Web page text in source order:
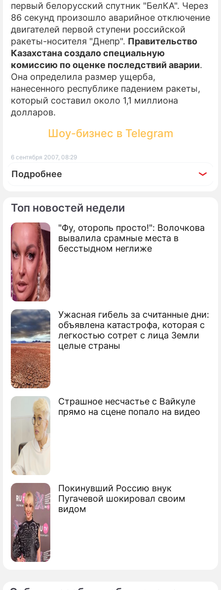
Топ новостей недели
"Фу, оторопь просто!": Волочкова
вывалила срамные места в
бесстыдном неглиже
Ужасная гибель за считанные дни:
объявлена катастрофа, которая с
легкостью сотрет с лица Земли
целые страны
Страшное несчастье с Вайкуле
прямо на сцене попало на видео
Покинувший Россию внук
Пугачевой шокировал своим
видом
первый белорусский спутник "БелКА". Через
86 секунд произошло аварийное отключение
двигателей первой ступени российской
ракеты-носителя "Днепр". Правительство
Казахстана создало специальную
комиссию по оценке последствий аварии.
Она определила размер ущерба,
нанесенного республике падением ракеты,
который составил около 1,1 миллиона
долларов.
Шоу-бизнес в Telegram
6 сентября 2007, 08:29
Подробнее
По теме
"Протон-М" вывел на орбиту спутник
На Байконуре экстренно сел самолет
Названы маршруты экскурсий в космос